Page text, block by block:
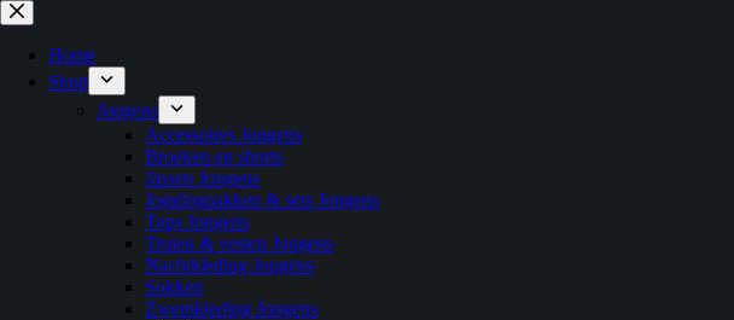
Ga
naar
inhoud
Home
Shop
Jongens
Accessoires Jongens
Broeken en shorts
Jassen Jongens
Joggingpakken & sets Jongens
Tops Jongens
Truien & vesten Jongens
Nachtkleding Jongens
Sokken
Zwemkleding Jongens